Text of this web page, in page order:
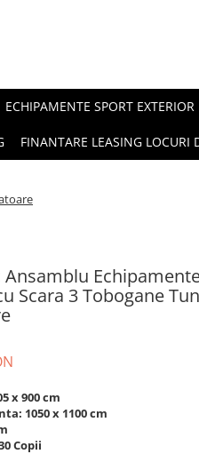
ECHIPAMENTE SPORT EXTERIOR
FINANTARE LEASING LOCURI
Ansamblu
Scara 3 Tobogane
x 900 cm
1050 x 1100 cm
Copii